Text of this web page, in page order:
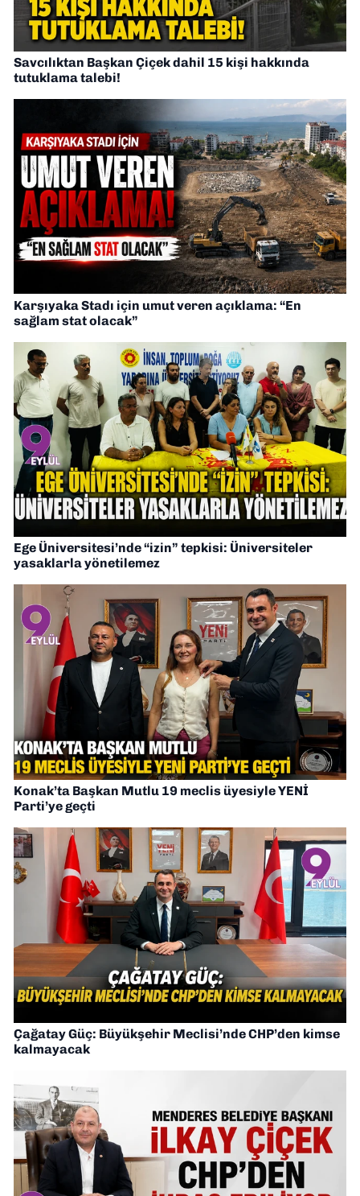
Savcılıktan Başkan Çiçek dahil 15 kişi hakkında
tutuklama talebi!
Karşıyaka Stadı için umut veren açıklama: “En
sağlam stat olacak”
Ege Üniversitesi’nde “izin” tepkisi: Üniversiteler
yasaklarla yönetilemez
Konak’ta Başkan Mutlu 19 meclis üyesiyle YENİ
Parti’ye geçti
Çağatay Güç: Büyükşehir Meclisi’nde CHP’den kimse
kalmayacak